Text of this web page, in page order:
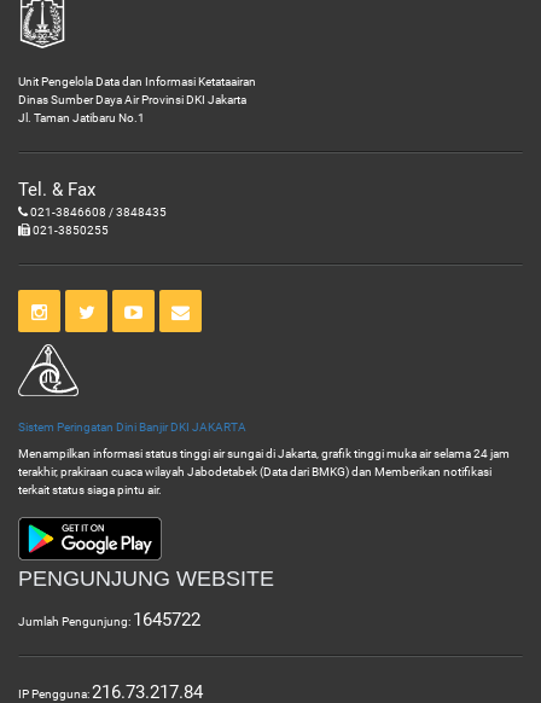
Unit Pengelola Data dan Informasi Ketataairan
Dinas Sumber Daya Air Provinsi DKI Jakarta
Jl. Taman Jatibaru No.1
Tel. & Fax
021-3846608 / 3848435
021-3850255
Sistem Peringatan Dini Banjir DKI JAKARTA
Menampilkan informasi status tinggi air sungai di Jakarta, grafik tinggi muka air selama 24 jam
terakhir, prakiraan cuaca wilayah Jabodetabek (Data dari BMKG) dan Memberikan notifikasi
terkait status siaga pintu air.
PENGUNJUNG WEBSITE
Jumlah Pengunjung: 1645722
IP Pengguna:216.73.217.84